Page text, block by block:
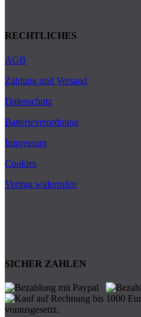
RECHTLICHES
AGB
Zahlung und Versand
Datenschutz
Batterieverordnung
Impressum
Cookies
Vertrag widerrufen
SICHER ZAHLEN